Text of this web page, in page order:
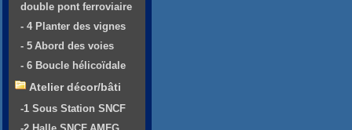
double pont ferroviaire
- 4 Planter des vignes
- 5 Abord des voies
- 6 Boucle hélicoïdale
Atelier décor/bâti
-1 Sous Station SNCF